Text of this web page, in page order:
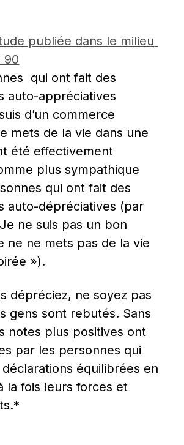
publiée dans le milieu
90
qui ont fait des
auto-appréciatives
d’un commerce
mets de la vie dans une
été effectivement
plus sympathique
qui ont fait des
auto-dépréciatives (par
ne suis pas un bon
ne ne mets pas de la vie
»).
dépréciez, ne soyez pas
gens sont rebutés. Sans
notes plus positives ont
par les personnes qui
équilibrées en
la fois leurs forces et